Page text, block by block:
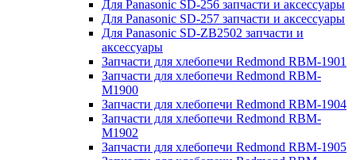
Для Panasonic SD-256 запчасти и аксессуары
Для Panasonic SD-257 запчасти и аксессуары
Для Panasonic SD-ZB2502 запчасти и
аксессуары
Запчасти для хлебопечи Redmond RBM-1901
Запчасти для хлебопечи Redmond RBM-
M1900
Запчасти для хлебопечи Redmond RBM-1904
Запчасти для хлебопечи Redmond RBM-
M1902
Запчасти для хлебопечи Redmond RBM-1905